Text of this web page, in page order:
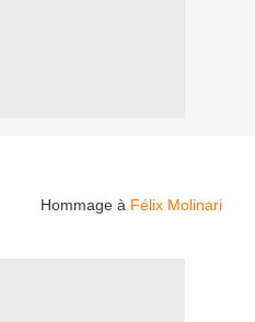
à Félix Molinari